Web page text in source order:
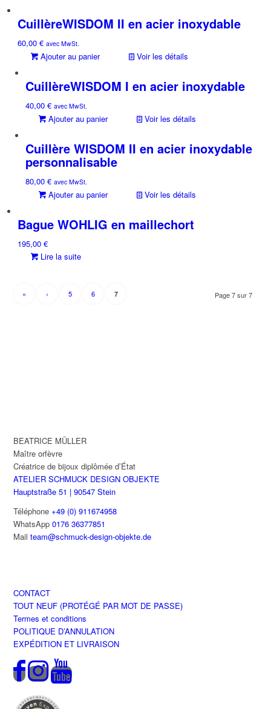
CuillèreWISDOM II en acier inoxydable
60,00€ avec MwSt.
Ajouter au panier Voir les détails
CuillèreWISDOM I en acier inoxydable
40,00€ avec MwSt.
Ajouter au panier Voir les détails
Cuillère WISDOM II en acier inoxydable
personnalisable
80,00€ avec MwSt.
Ajouter au panier Voir les détails
Bague WOHLIG en maillechort
195,00€
Lire la suite
Page 7 sur 7
« ‹ 5 6 7
BEATRICE MÜLLER
Maître orfèvre
Créatrice de bijoux diplômée d’État
ATELIER SCHMUCK DESIGN OBJEKTE
Hauptstraße 51 | 90547 Stein
Téléphone+49 (0) 911674958
WhatsApp0176 36377851
Mailteam@schmuck-design-objekte.de
CONTACT
TOUT NEUF (PROTÉGÉ PAR MOT DE PASSE)
Termes et conditions
POLITIQUE D’ANNULATION
EXPÉDITION ET LIVRAISON